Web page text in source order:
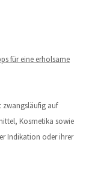
für eine erholsame
zwangsläufig auf
Kosmetika sowie
Indikation oder ihrer